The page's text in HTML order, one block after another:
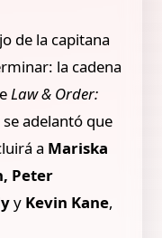
de la capitana
la cadena
Law & Order:
se adelantó que
a Mariska
Peter
y Kevin Kane,